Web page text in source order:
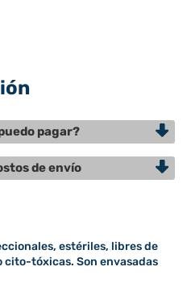
pagar?
de envío
estériles, libres de
cito-tóxicas. Son envasadas